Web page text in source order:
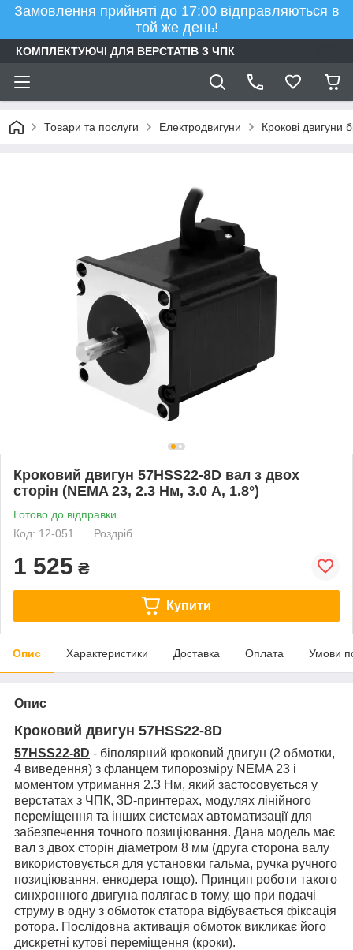
Замовлення прийняті до 17:00 відправляються в
той же день!
КОМПЛЕКТУЮЧІ ДЛЯ ВЕРСТАТІВ З ЧПК
Товари та послуги Електродвигуни Крокові двигуни
Кроковий двигун 57HSS22-8D вал з двох
сторін (NEMA 23, 2.3 Нм, 3.0 А, 1.8°)
Готово до відправки
Код: 12-051
Роздріб
1 525 ₴
Купити
Опис Характеристики Доставка Оплата Умови
Опис
Кроковий двигун 57HSS22-8D
57HSS22-8D - біполярний кроковий двигун (2 обмотки,
4 виведення) з фланцем типорозміру NEMA 23 і
моментом утримання 2.3 Нм, який застосовується у
верстатах з ЧПК, 3D-принтерах, модулях лінійного
переміщення та інших системах автоматизації для
забезпечення точного позиціювання. Дана модель має
вал з двох сторін діаметром 8 мм (друга сторона валу
використовується для установки гальма, ручка ручного
позиціювання, енкодера тощо). Принцип роботи такого
синхронного двигуна полягає в тому, що при подачі
струму в одну з обмоток статора відбувається фіксація
ротора. Послідовна активація обмоток викликає його
дискретні кутові переміщення (кроки).